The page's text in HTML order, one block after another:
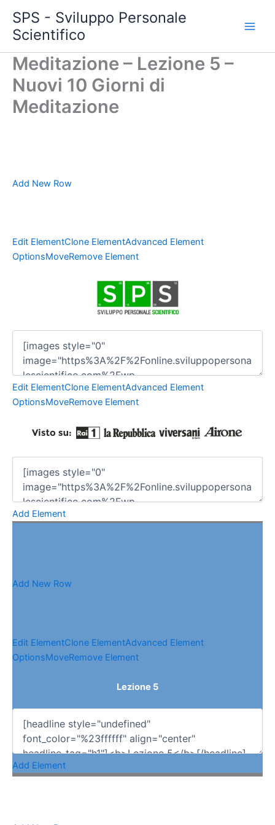
contenuto
SPS - Sviluppo Personale
Scientifico
Meditazione – Lezione 5 –
Nuovi 10 Giorni di
Meditazione
Add New Row
Edit ElementClone ElementAdvanced Element
OptionsMoveRemove Element
Edit ElementClone ElementAdvanced Element
OptionsMoveRemove Element
Add Element
Add New Row
Edit ElementClone ElementAdvanced Element
OptionsMoveRemove Element
Lezione 5
Add Element